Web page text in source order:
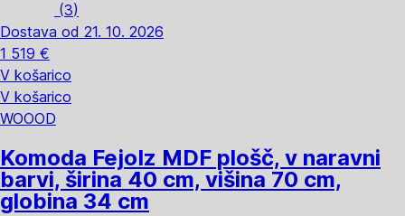
(3)
Dostava od 21. 10. 2026
1 519 €
V košarico
V košarico
WOOOD
Komoda FejoIz MDF plošč, v naravni
barvi, širina 40 cm, višina 70 cm,
globina 34 cm